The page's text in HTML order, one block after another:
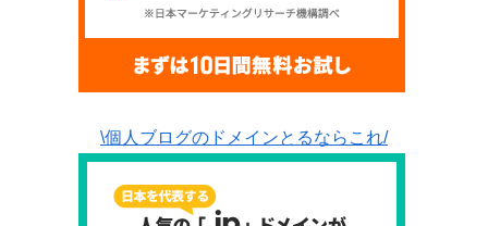
\個人ブログのドメインとるならこれ/